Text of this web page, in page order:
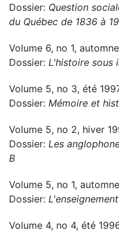
Dossier: Question
du Québec de 1836 à
Volume 6, no 1,
Dossier: L'histoire sous
Volume 5, no 3, été
Dossier: Mémoire et
Volume 5, no 2, hiver
Dossier: Les
B
Volume 5, no 1,
Dossier:
Volume 4, no 4, été